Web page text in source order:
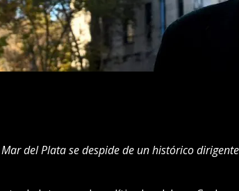
del Plata se despide de un histórico